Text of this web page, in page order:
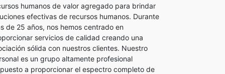
humanos de valor agregado para brindar
efectivas de recursos humanos. Durante
de 25 años, nos hemos centrado en
servicios de calidad creando una
sólida con nuestros clientes. Nuestro
es un grupo altamente profesional
a proporcionar el espectro completo de